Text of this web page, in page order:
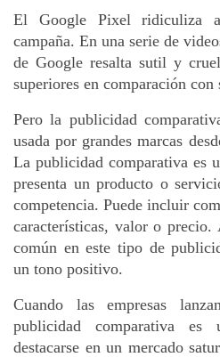
El Google Pixel ridiculiza
campaña. En una serie de
de Google resalta sutil y
superiores en comparación con
Pero la publicidad
usada por grandes marcas
La publicidad comparativa es
presenta un producto o
competencia. Puede incluir
características, valor o precio.
común en este tipo de
un tono positivo.
Cuando las empresas
publicidad comparativa
destacarse en un mercado